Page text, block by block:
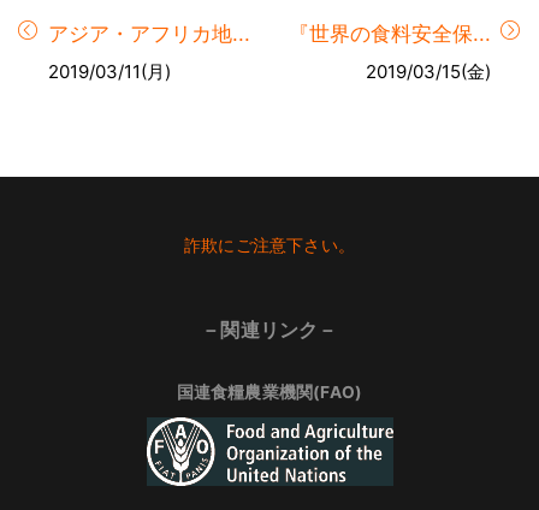
アジア・アフリカ地...
2019/03/11(月)
『世界の食料安全保...
2019/03/15(金)
詐欺にご注意下さい。
－関連リンク－
国連食糧農業機関(FAO)